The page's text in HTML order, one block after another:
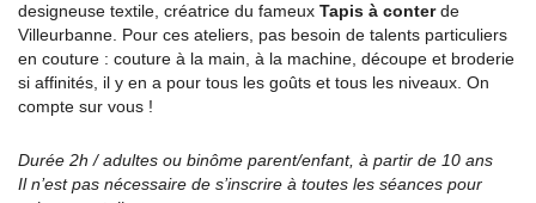
designeuse textile, créatrice du fameux Tapis à conterde
Villeurbanne. Pour ces ateliers, pas besoin de talents particuliers
en couture : couture à la main, à la machine, découpe et broderie
si affinités, il y en a pour tous les goûts et tous les niveaux. On
compte sur vous !
Durée 2h / adultes ou binôme parent/enfant, à partir de 10 ans
Il n’est pas nécessaire de s’inscrire à toutes les séances pour